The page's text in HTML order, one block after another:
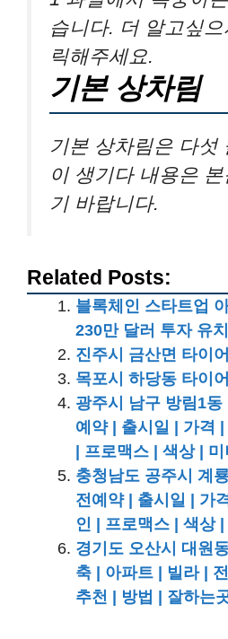
습니다. 더 알고싶
릭해주세요.
기본 상차림
기본 상차림은 다섯
이 생기다 내용은
기 바랍니다.
Related Posts:
블록체인 스타트업
230만 달러 투자 유치
진주시 금산면 타이
목포시 하당동 타이
광주시 남구 방림1동
예약 | 출시일 | 가격
| 프로맥스 | 색상 |
충청남도 공주시 계
전예약 | 출시일 | 가
인 | 프로맥스 | 색상
경기도 오산시 대원
축 | 아파트 | 빌라 |
추천 | 방법 | 잘하는